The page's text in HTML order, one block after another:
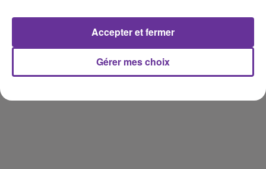
cesser d'être un Etat tampon et devenir véritablement, si
possible, un Etat-nation.
http://www.lorientlitteraire.com/
Gérer mes choix
Accepter et fermer